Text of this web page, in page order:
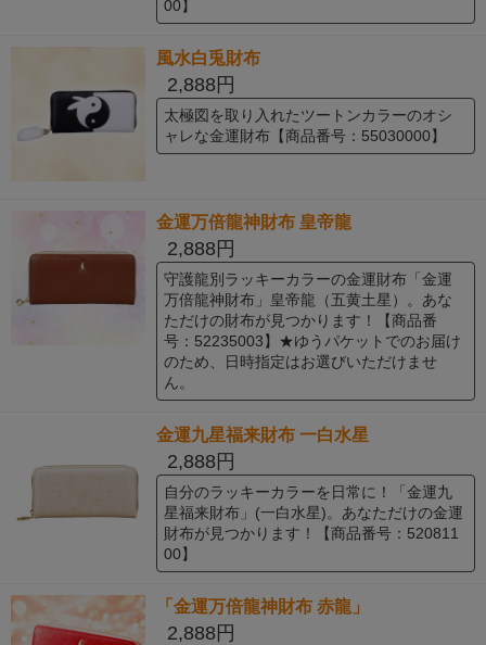
00】
風水白兎財布
2,888円
太極図を取り入れたツートンカラーのオシ
ャレな金運財布【商品番号：55030000】
金運万倍龍神財布 皇帝龍
2,888円
守護龍別ラッキーカラーの金運財布「金運
万倍龍神財布」皇帝龍（五黄土星）。あな
ただけの財布が見つかります！【商品番
号：52235003】★ゆうパケットでのお届け
のため、日時指定はお選びいただけませ
ん。
金運九星福来財布 一白水星
2,888円
自分のラッキーカラーを日常に！「金運九
星福来財布」(一白水星)。あなただけの金運
財布が見つかります！【商品番号：520811
00】
「金運万倍龍神財布 赤龍」
2,888円